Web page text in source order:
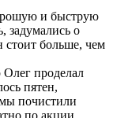
и быструю
задумались о
стоит больше, чем
проделал
пятен,
почистили